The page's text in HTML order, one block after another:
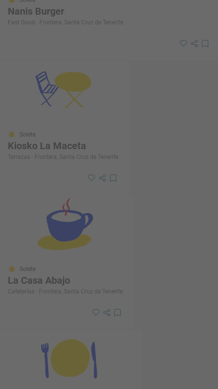
Nanis Burger
Fast Good · Frontera, Santa Cruz de Tenerife
Solete
Kiosko La Maceta
Terrazas · Frontera, Santa Cruz de Tenerife
Solete
La Casa Abajo
Cafeterías · Frontera, Santa Cruz de Tenerife